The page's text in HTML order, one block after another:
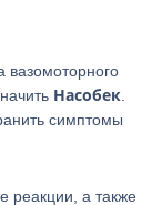
вазомоторного
Насобек
симптомы
реакции, а также